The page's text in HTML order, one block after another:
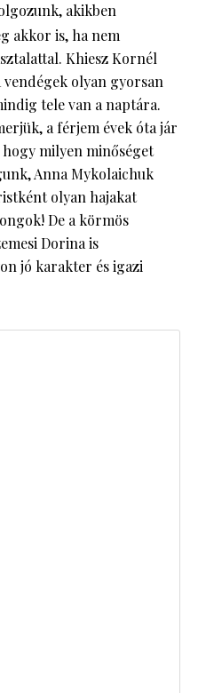
akikben
akkor is, ha nem
Khiesz Kornél
olyan gyorsan
tele van a naptára.
a férjem évek óta jár
milyen minőséget
Anna Mykolaichuk
olyan hajakat
De a körmös
Dorina is
jó karakter és igazi